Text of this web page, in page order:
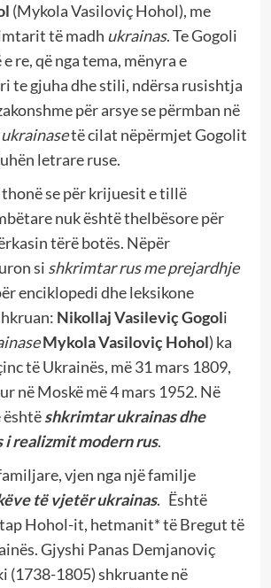
(Mykola Vasiloviç Hohol), me
të madh ukrainas. Te Gogoli
re, që nga tema, mënyra e
te gjuha dhe stili, ndërsa rusishtja
për arsye se përmban në
të cilat nëpërmjet Gogolit
letrare ruse.
se për krijuesit e tillë
nuk është thelbësore për
tërë botës. Nëpër
si shkrimtar rus me prejardhje
enciklopedi dhe leksikone
Nikollaj Vasileviç Gogoli
Mykola Vasiloviç Hohol) ka
të Ukrainës, më 31 mars 1809,
në Moskë më 4 mars 1952. Në
shkrimtar ukrainas dhe
i realizmit modern rus.
vjen nga një familje
të vjetër ukrainas. Është
Hohol-it, hetmanit* të Bregut të
Gjyshi Panas Demjanoviç
(1738-1805) shkruante në